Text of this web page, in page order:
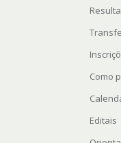
Como
Editais